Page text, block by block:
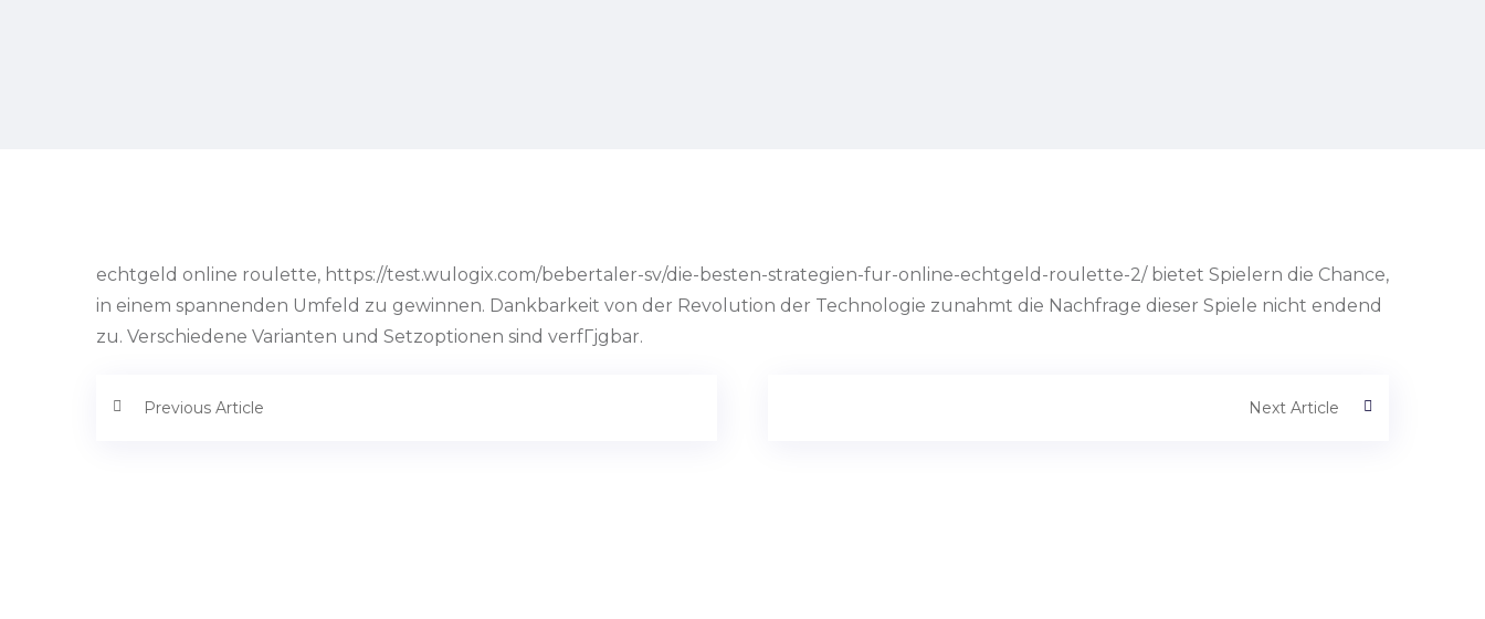
echtgeld online roulette, https://test.wulogix.com/bebertaler-sv/die-besten-strategien-fur-online-echtgeld-roulette-2/ bietet Spielern die Chance,
in einem spannenden Umfeld zu gewinnen. Dankbarkeit von der Revolution der Technologie zunahmt die Nachfrage dieser Spiele nicht endend
zu. Verschiedene Varianten und Setzoptionen sind verfГјgbar.
Previous Article Next Article